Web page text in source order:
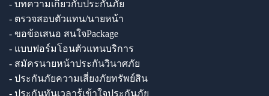
- บทความเกี่ยวกับประกันภัย
- ตรวจสอบตัวแทน/นายหน้า
- ขอข้อเสนอ สนใจPackage
- แบบฟอร์มโอนตัวแทนบริการ
- สมัครนายหน้าประกันวินาศภัย
- ประกันภัยความเสี่ยงภัยทรัพย์สิน
- ประกันทันเวลารู้เข้าใจประกันภัย